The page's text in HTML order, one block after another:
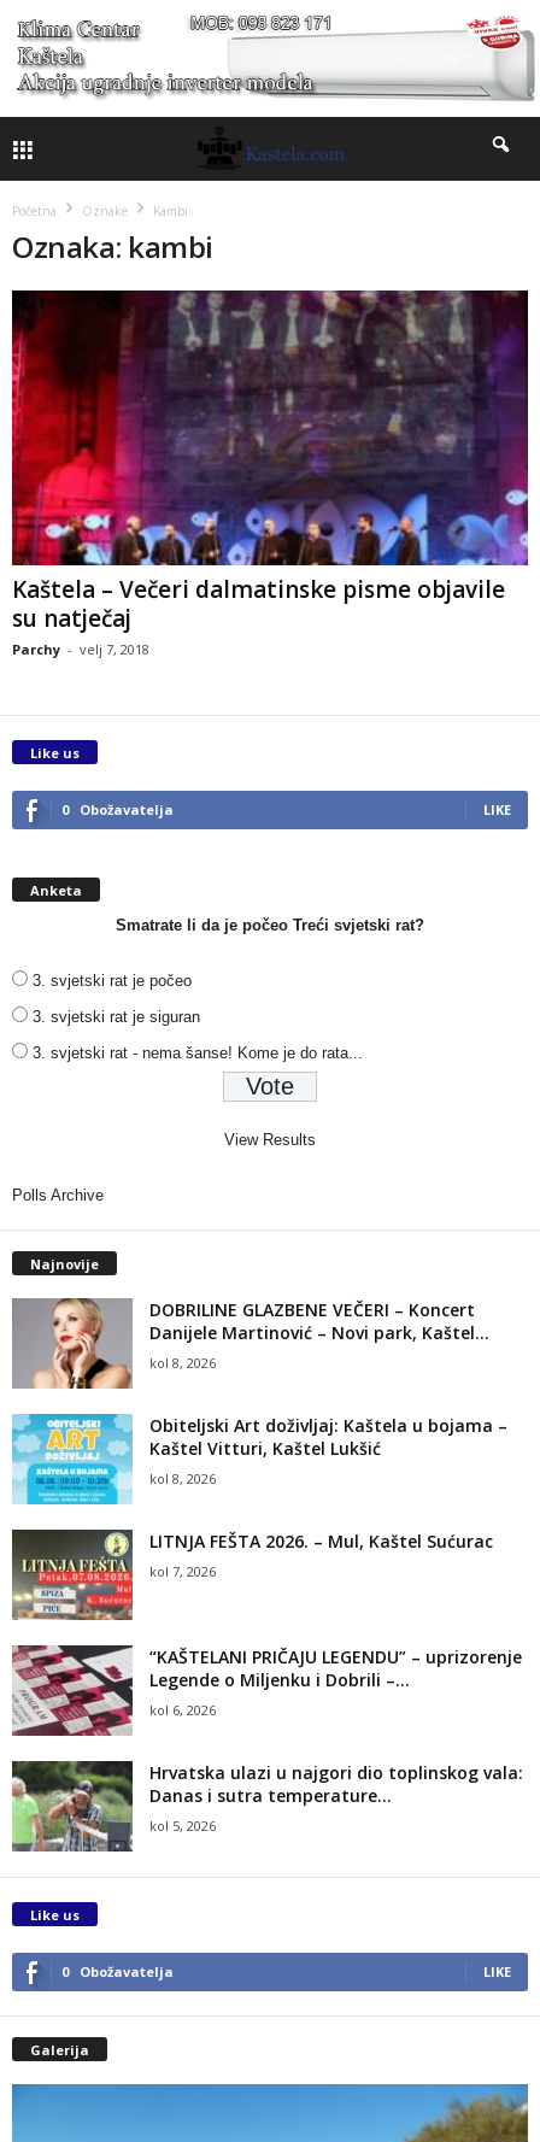
Početna Oznake Kambi
Oznaka: kambi
Kaštela – Večeri dalmatinske pisme objavile
su natječaj
Parchy - velj 7, 2018
Like us
0 Obožavatelja LIKE
Anketa
Smatrate li da je počeo Treći svjetski rat?
3. svjetski rat je počeo
3. svjetski rat je siguran
3. svjetski rat - nema šanse! Kome je do rata...
View Results
Polls Archive
Najnovije
DOBRILINE GLAZBENE VEČERI – Koncert
Danijele Martinović – Novi park, Kaštel...
kol 8, 2026
Obiteljski Art doživljaj: Kaštela u bojama –
Kaštel Vitturi, Kaštel Lukšić
kol 8, 2026
LITNJA FEŠTA 2026. – Mul, Kaštel Sućurac
kol 7, 2026
“KAŠTELANI PRIČAJU LEGENDU” – uprizorenje
Legende o Miljenku i Dobrili –...
kol 6, 2026
Hrvatska ulazi u najgori dio toplinskog vala:
Danas i sutra temperature...
kol 5, 2026
Like us
0 Obožavatelja LIKE
Galerija